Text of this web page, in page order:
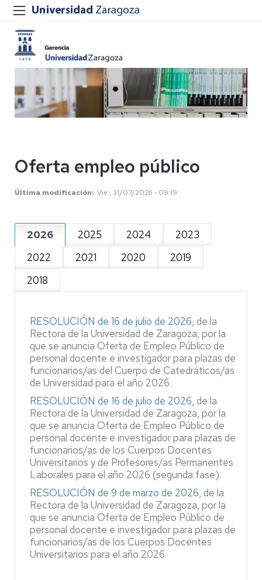
Oferta empleo público
Última modificación Vie , 31/07/2026 - 09:19
2026 2025 2024
2023
2022
2021 2020
2019
2018
RESOLUCIÓN de 16 de julio de 2026, de la
Rectora de la Universidad de Zaragoza, por la
que se anuncia Oferta de Empleo Público de
personal docente e investigador para plazas de
funcionarios/as del Cuerpo de Catedráticos/as
de Universidad para el año 2026.
RESOLUCIÓN de 16 de julio de 2026, de la
Rectora de la Universidad de Zaragoza, por la
que se anuncia Oferta de Empleo Público de
personal docente e investigador para plazas de
funcionarios/as de los Cuerpos Docentes
Universitarios y de Profesores/as Permanentes
Laborales para el año 2026 (segunda fase).
RESOLUCIÓN de 9 de marzo de 2026, de la
Rectora de la Universidad de Zaragoza, por la
que se anuncia Oferta de Empleo Público de
personal docente e investigador para plazas de
funcionarios/as de los Cuerpos Docentes
Universitarios para el año 2026.